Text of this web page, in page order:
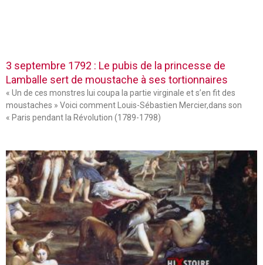
3 septembre 1792 : Le pubis de la princesse de
Lamballe sert de moustache à ses tortionnaires
« Un de ces monstres lui coupa la partie virginale et s’en fit des
moustaches » Voici comment Louis-Sébastien Mercier,dans son
« Paris pendant la Révolution (1789-1798)